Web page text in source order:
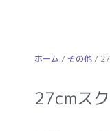
ホーム / その他/
27cmス